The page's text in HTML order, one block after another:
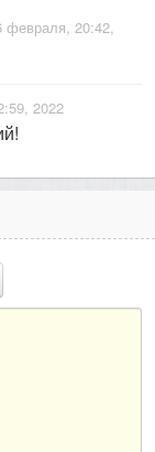
февраля, 20:42,
2022